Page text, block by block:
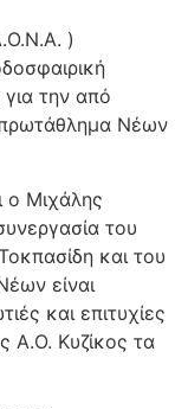
)
την από
πρωτάθλημα Νέων
ο Μιχάλης
του
και του
είναι
και επιτυχίες
Α.Ο. Κυζίκος τα